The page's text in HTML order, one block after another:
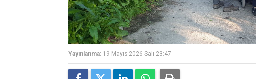
Yayınlanma: 19 Mayıs 2026 Salı 23:47